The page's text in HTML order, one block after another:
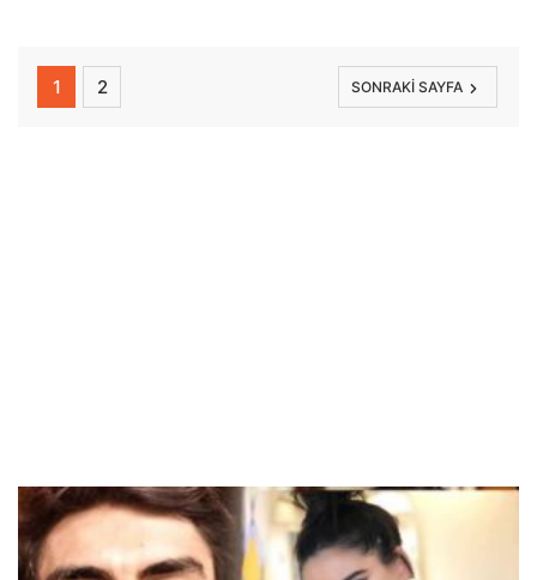
1 2 SONRAKI SAYFA